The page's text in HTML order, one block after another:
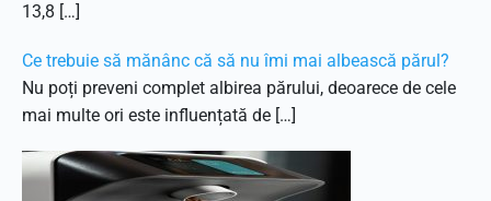
13,8 […]
Ce trebuie să mănânc că să nu îmi mai albească părul?
Nu poți preveni complet albirea părului, deoarece de cele
mai multe ori este influențată de […]